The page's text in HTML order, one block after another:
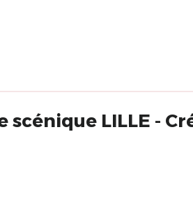
scénique LILLE -